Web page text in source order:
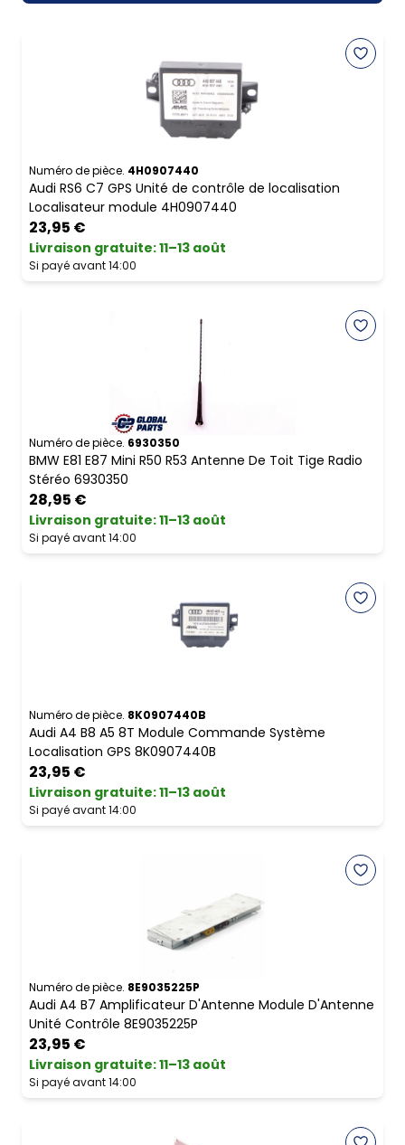
Numéro de pièce. 4H0907440
Audi RS6 C7 GPS Unité de contrôle de localisation
Localisateur module 4H0907440
23,95 €
Livraison gratuite:11–13 août
Si payé avant 14:00
Numéro de pièce. 6930350
BMW E81 E87 Mini R50 R53 Antenne De Toit Tige Radio
Stéréo 6930350
28,95 €
Livraison gratuite:11–13 août
Si payé avant 14:00
Numéro de pièce. 8K0907440B
Audi A4 B8 A5 8T Module Commande Système
Localisation GPS 8K0907440B
23,95 €
Livraison gratuite:11–13 août
Si payé avant 14:00
Numéro de pièce. 8E9035225P
Audi A4 B7 Amplificateur D'Antenne Module D'Antenne
Unité Contrôle 8E9035225P
23,95 €
Livraison gratuite:11–13 août
Si payé avant 14:00